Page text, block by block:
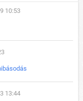
10:53
13:44